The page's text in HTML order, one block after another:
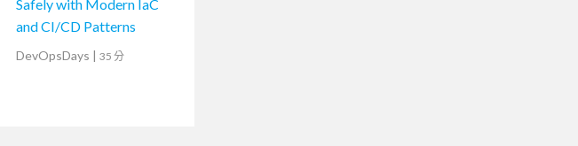
Safely with Modern IaC
and CI/CD Patterns
DevOpsDays | 35 分